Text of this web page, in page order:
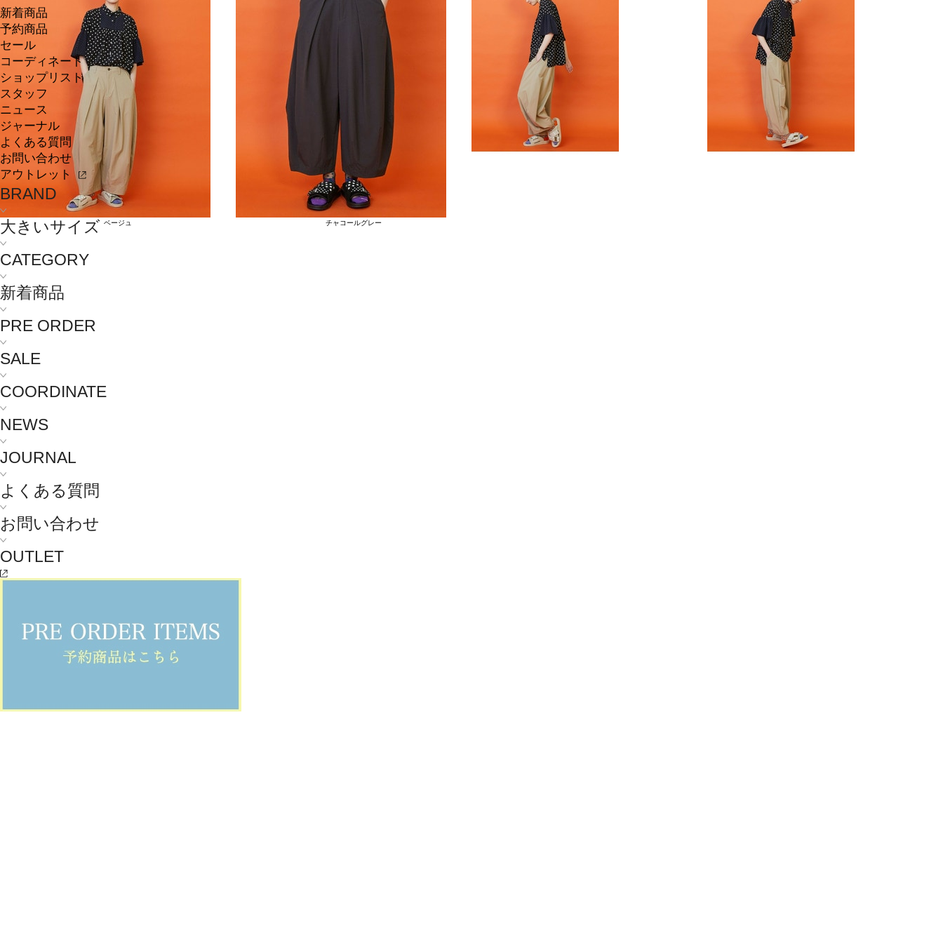
新着商品
予約商品
セール
コーディネート
ショップリスト
スタッフ
ニュース
ジャーナル
よくある質問
お問い合わせ
アウトレット
BRAND
大きいサイズ
CATEGORY
新着商品
PRE ORDER
SALE
COORDINATE
NEWS
JOURNAL
よくある質問
お問い合わせ
OUTLET
ベージュ チャコールグレー